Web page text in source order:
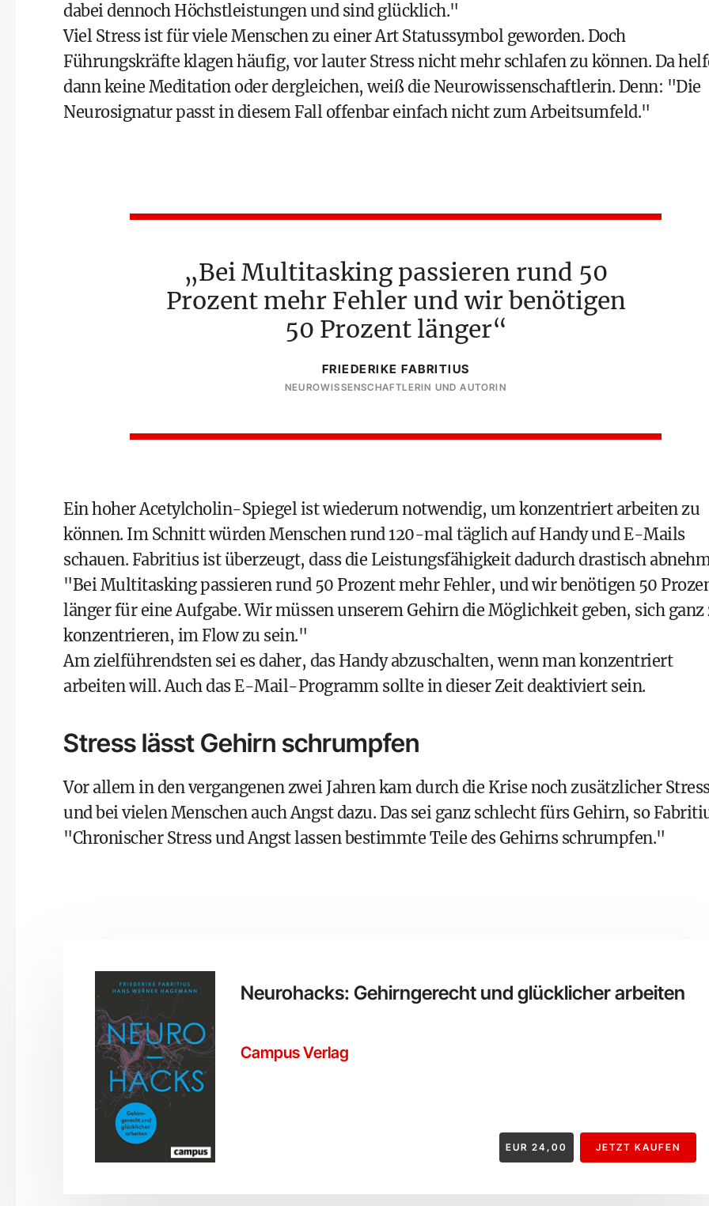
dabei dennoch Höchstleistungen und sind glücklich."
Viel Stress ist für viele Menschen zu einer Art Statussymbol geworden. Doch
Führungskräfte klagen häufig, vor lauter Stress nicht mehr schlafen zu können. Da
dann keine Meditation oder dergleichen, weiß die Neurowissenschaftlerin. Denn: "Die
Neurosignatur passt in diesem Fall offenbar einfach nicht zum Arbeitsumfeld."
Bei Multitasking passieren rund 50
Prozent mehr Fehler und wir benötigen
50 Prozent länger
FRIEDERIKE FABRITIUS
NEUROWISSENSCHAFTLERIN UND AUTORIN
Ein hoher Acetylcholin-Spiegel ist wiederum notwendig, um konzentriert arbeiten zu
können. Im Schnitt würden Menschen rund 120-mal täglich auf Handy und E-Mails
schauen. Fabritius ist überzeugt, dass die Leistungsfähigkeit dadurch drastisch
"Bei Multitasking passieren rund 50 Prozent mehr Fehler, und wir benötigen 50
länger für eine Aufgabe. Wir müssen unserem Gehirn die Möglichkeit geben, sich ganz
konzentrieren, im Flow zu sein."
Am zielführendsten sei es daher, das Handy abzuschalten, wenn man konzentriert
arbeiten will. Auch das E-Mail-Programm sollte in dieser Zeit deaktiviert sein.
Stress lässt Gehirn schrumpfen
Vor allem in den vergangenen zwei Jahren kam durch die Krise noch zusätzlicher
und bei vielen Menschen auch Angst dazu. Das sei ganz schlecht fürs Gehirn, so
"Chronischer Stress und Angst lassen bestimmte Teile des Gehirns schrumpfen."
Neurohacks: Gehirngerecht und glücklicher arbeiten
Campus Verlag
EUR 24,00 JETZT KAUFEN